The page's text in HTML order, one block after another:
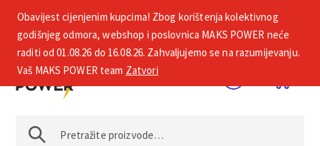
+385 1 2002 575
Obavijest cijenjenim kupcima! Zbog korištenja kolektivnog
godišnjeg odmora, webshop i poslovnica MAKS POWER neće
raditi od 01.08.26 do 16.08.26. Zahvaljujemo se na razumijevanju.
Vaš MAKS POWER team Zatvori